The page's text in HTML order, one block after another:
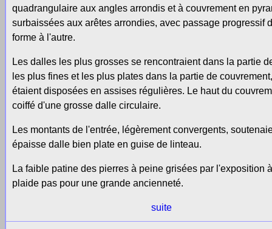
quadrangulaire aux angles arrondis et à couvrement en
surbaissées aux arêtes arrondies, avec passage progressif
forme à l'autre.
Les dalles les plus grosses se rencontraient dans la partie
les plus fines et les plus plates dans la partie de
étaient disposées en assises régulières. Le haut du
coiffé d'une grosse dalle circulaire.
Les montants de l'entrée, légèrement convergents,
épaisse dalle bien plate en guise de linteau.
La faible patine des pierres à peine grisées par l'exposition
plaide pas pour une grande ancienneté.
suite